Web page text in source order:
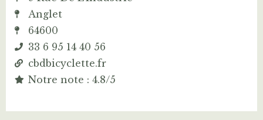
Anglet
64600
33 6 95 14 40 56
cbdbicyclette.fr
Notre note : 4.8/5